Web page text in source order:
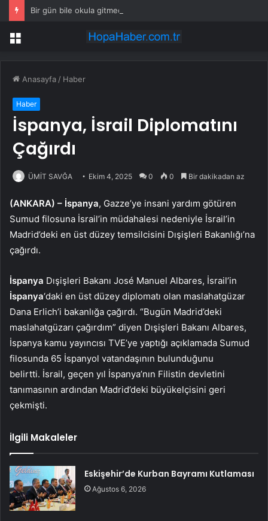
Menü
Anasayfa / Haber
Haber
İspanya, İsrail Diplomatını
Çağırdı
ÜMİT SAVĞA Ekim 4, 2025 0 0 Bir dakikadan az
(ANKARA) – İspanya, Gazze’ye insani yardım götüren
Sumud filosuna İsrail’in müdahalesi nedeniyle İsrail’in
Madrid’deki en üst düzey temsilcisini Dışişleri Bakanlığı’na
çağırdı.
İspanya Dışişleri Bakanı José Manuel Albares, İsrail’in
İspanya‘daki en üst düzey diplomatı olan maslahatgüzar
Dana Erlich’i bakanlığa çağırdı. “Bugün Madrid’deki
maslahatgüzarı çağırdım” diyen Dışişleri Bakanı Albares,
İspanya kamu yayıncısı TVE’ye yaptığı açıklamada Sumud
filosunda 65 İspanyol vatandaşının bulunduğunu
belirtti. İsrail, geçen yıl İspanya’nın Filistin devletini
tanımasının ardından Madrid’deki büyükelçisini geri
çekmişti.
İlgili Makaleler
Eskişehir’de Kurban Bayramı Kutlaması
Ağustos 6, 2026